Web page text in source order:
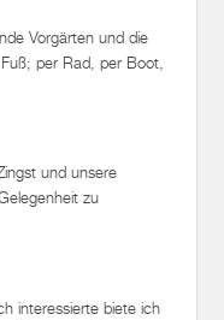
Vorgärten und die
per Rad, per Boot,
und unsere
zu
interessierte biete ich